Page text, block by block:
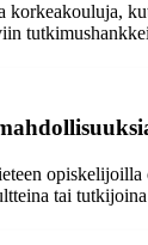
korkeakouluja,
tai tutkijoina